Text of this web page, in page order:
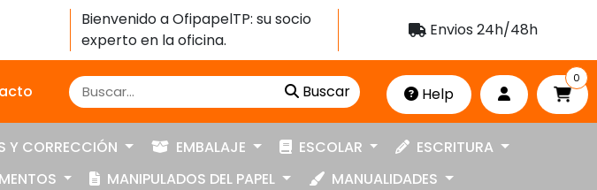
Bienvenido a OfipapelTP: su socio
experto en la oficina.
Envios 24h/48h
Buscar Help
0
Y CORRECCIÓN EMBALAJE ESCOLAR
ESCRITURA
MANIPULADOS DEL PAPEL
MANUALIDADES